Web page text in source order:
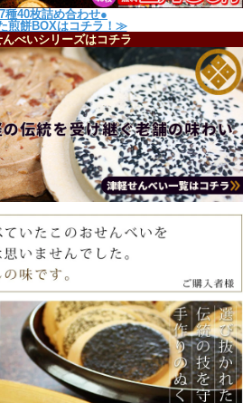
種40枚詰め合わせ●
煎餅BOXはコチラ！≫
べいシリーズはコチラ